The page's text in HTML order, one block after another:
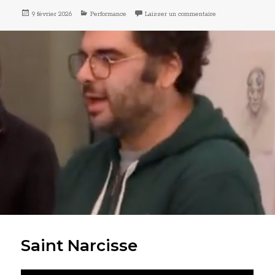
Publié
9 février 2026 Catégories
Performance Laisser un commentaire
Saint Narcisse